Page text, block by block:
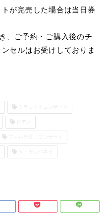
が完売した場合は当日券
、ご予約・ご購入後のチ
セルはお受けしておりま
クラシックコンサート
フォルテ君 コンサート
ラ・カンパネラ